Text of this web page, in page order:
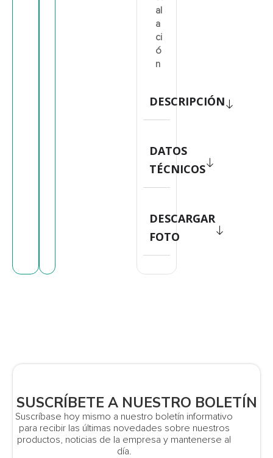
al
a
ci
ó
n
DESCRIPCIÓN
DATOS
TÉCNICOS
DESCARGAR
FOTO
SUSCRÍBETE A NUESTRO BOLETÍN
Suscríbase hoy mismo a nuestro boletín informativo
para recibir las últimas novedades sobre nuestros
productos, noticias de la empresa y mantenerse al
día.